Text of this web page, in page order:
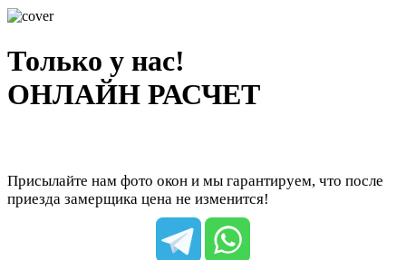
Только у нас!
ОНЛАЙН РАСЧЕТ
Присылайте нам фото окон и мы гарантируем, что после
приезда замерщика цена не изменится!